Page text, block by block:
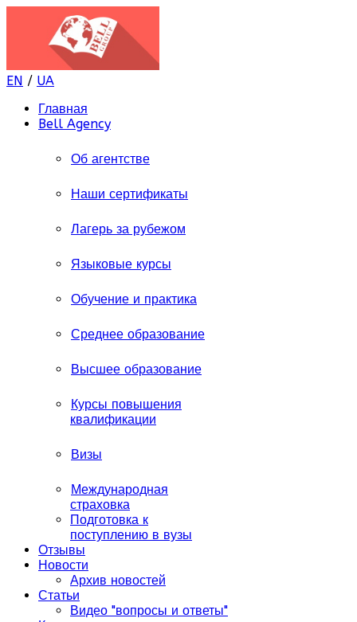
EN / UA
Главная
Bell Agency
Об агентстве
Наши сертификаты
Лагерь за рубежом
Языковые курсы
Обучение и практика
Среднее образование
Высшее образование
Курсы повышения
квалификации
Визы
Международная
страховка
Подготовка к
поступлению в вузы
Отзывы
Новости
Архив новостей
Статьи
Видео "вопросы и ответы"